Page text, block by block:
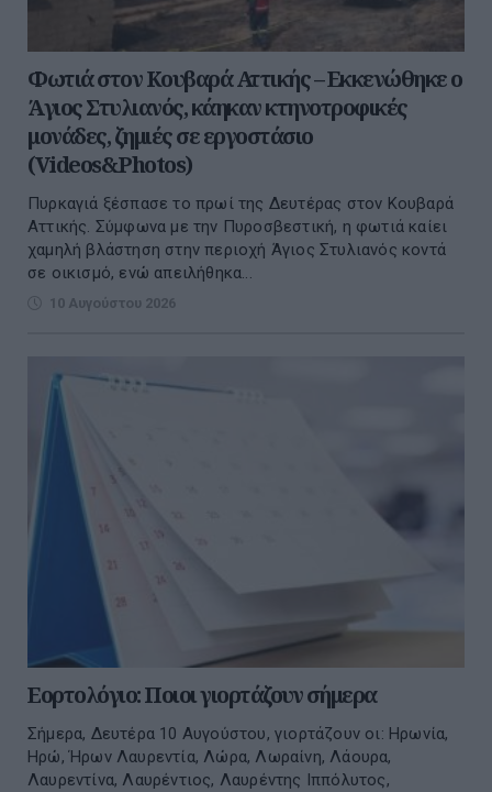
Φωτιά στον Κουβαρά Αττικής – Εκκενώθηκε ο
Άγιος Στυλιανός, κάηκαν κτηνοτροφικές
μονάδες, ζημιές σε εργοστάσιο
(Videos&Photos)
Πυρκαγιά ξέσπασε το πρωί της Δευτέρας στον Κουβαρά
Αττικής. Σύμφωνα με την Πυροσβεστική, η φωτιά καίει
χαμηλή βλάστηση στην περιοχή Άγιος Στυλιανός κοντά
σε οικισμό, ενώ απειλήθηκα...
10 Αυγούστου 2026
Εορτολόγιο: Ποιοι γιορτάζουν σήμερα
Σήμερα, Δευτέρα 10 Αυγούστου, γιορτάζουν οι: Ηρωνία,
Ηρώ, Ήρων Λαυρεντία, Λώρα, Λωραίνη, Λάουρα,
Λαυρεντίνα, Λαυρέντιος, Λαυρέντης Ιππόλυτος,